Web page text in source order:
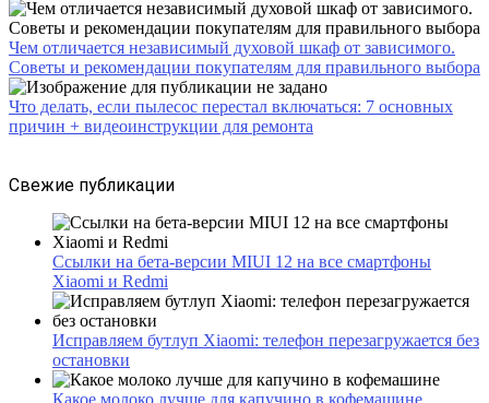
Чем отличается независимый духовой шкаф от зависимого.
Советы и рекомендации покупателям для правильного выбора
Что делать, если пылесос перестал включаться: 7 основных
причин + видеоинструкции для ремонта
Свежие публикации
Ссылки на бета-версии MIUI 12 на все смартфоны
Xiaomi и Redmi
Исправляем бутлуп Xiaomi: телефон перезагружается без
остановки